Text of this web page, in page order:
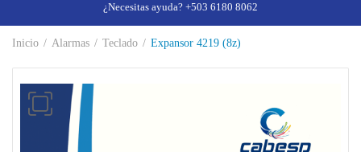
¿Necesitas ayuda? +503 6180 8062
Inicio Alarmas Teclado Expansor 4219 (8z)